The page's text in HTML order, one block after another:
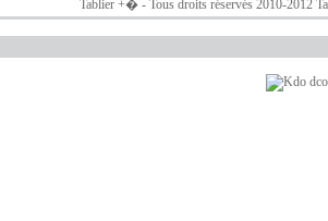
Tablier +� - Tous droits réservés 2010-2012